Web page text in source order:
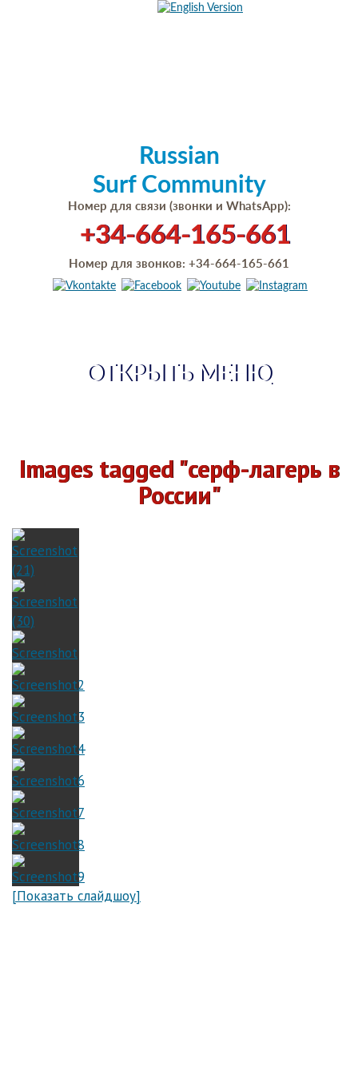
Russian
Surf Community
Номер для связи (звонки и WhatsApp):
+34-664-165-661
Номер для звонков: +34-664-165-661
ОТКРЫТЬ МЕНЮ
Images tagged "серф-лагерь в
России"
[Показать слайдшоу]